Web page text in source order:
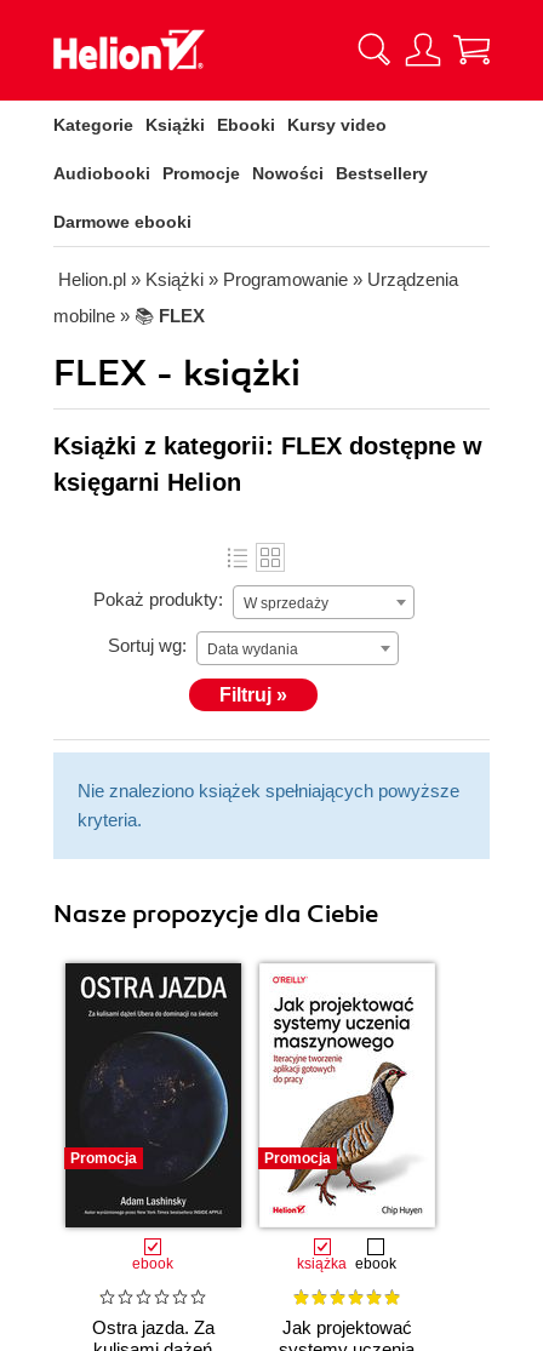
Kategorie Książki Ebooki Kursy video
Audiobooki Promocje Nowości Bestsellery
Darmowe ebooki
Helion.pl » Książki » Programowanie » Urządzenia
mobilne » 📚 FLEX
FLEX - książki
Książki z kategorii: FLEX dostępne w
księgarni Helion
Pokaż produkty: W sprzedaży
Sortuj wg: Data wydania
Filtruj »
Nie znaleziono książek spełniających powyższe
kryteria.
Nasze propozycje dla Ciebie
Promocja
ebook
Ostra jazda. Za
Promocja
książka ebook
Jak projektować